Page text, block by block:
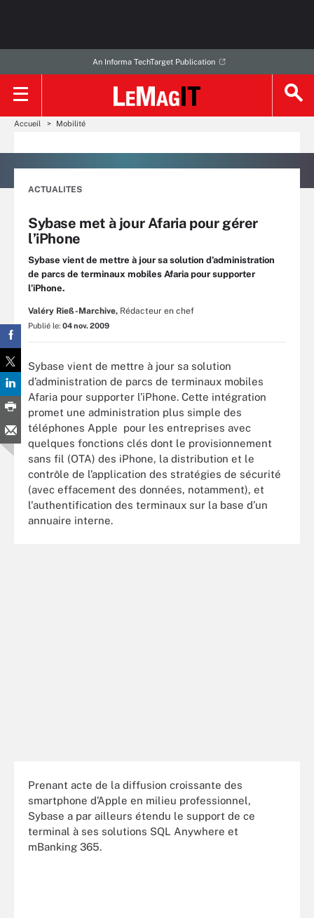
An Informa TechTarget Publication
Accueil Mobilité
ACTUALITES
Sybase met à jour Afaria pour gérer
l’iPhone
Sybase vient de mettre à jour sa solution d’administration
de parcs de terminaux mobiles Afaria pour supporter
l’iPhone.
Valéry Rieß-Marchive, Rédacteur en chef
Publié le: 04 nov. 2009
Sybase vient de mettre à jour sa solution
d’administration de parcs de terminaux mobiles
Afaria pour supporter l’iPhone. Cette intégration
promet une administration plus simple des
téléphones Apple pour les entreprises avec
quelques fonctions clés dont le provisionnement
sans fil (OTA) des iPhone, la distribution et le
contrôle de l’application des stratégies de sécurité
(avec effacement des données, notamment), et
l'authentification des terminaux sur la base d’un
annuaire interne.
Prenant acte de la diffusion croissante des
smartphone d’Apple en milieu professionnel,
Sybase a par ailleurs étendu le support de ce
terminal à ses solutions SQL Anywhere et
mBanking 365.